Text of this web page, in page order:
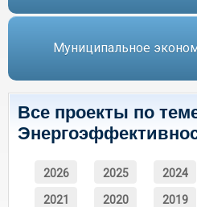
Муниципальное
Все проекты по
2026 2025 2024
2021 2020 2019